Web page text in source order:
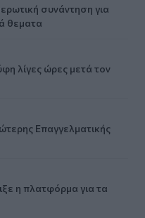
συνάντηση για
θεματα
λίγες ώρες μετά τον
Επαγγελματικής
η πλατφόρμα για τα